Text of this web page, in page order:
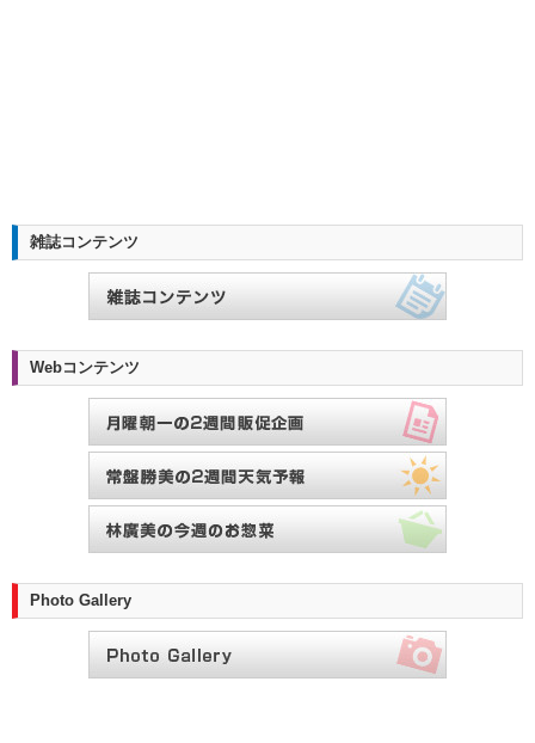
雑誌コンテンツ
Webコンテンツ
Photo Gallery